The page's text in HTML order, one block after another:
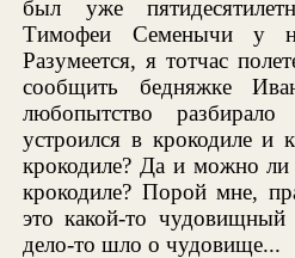
был уже
Тимофеи Семенычи у
Разумеется, я тотчас
сообщить бедняжке
любопытство
устроился в крокодиле
крокодиле? Да и можно ли
крокодиле? Порой мне,
это какой-то
дело-то шло о чудовище...